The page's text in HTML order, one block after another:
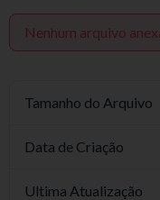
Nenhum arquivo
Tamanho do Arquivo
Data de Criação
Ultima Atualização